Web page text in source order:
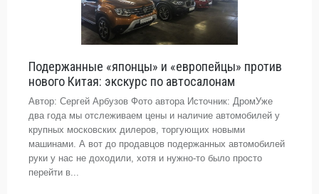
Подержанные «японцы» и «европейцы» против
нового Китая: экскурс по автосалонам
Автор: Сергей Арбузов Фото автора Источник: ДромУже
два года мы отслеживаем цены и наличие автомобилей у
крупных московских дилеров, торгующих новыми
машинами. А вот до продавцов подержанных автомобилей
руки у нас не доходили, хотя и нужно-то было просто
перейти в...